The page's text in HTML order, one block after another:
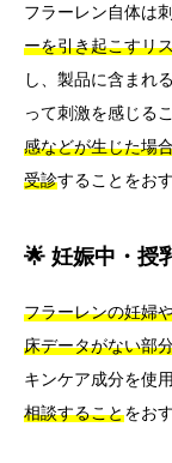
フラーレン自体は
ーを引き起こすリ
し、製品に含まれ
って刺激を感じる
感などが生じた場
受診することをお
🌟 妊娠中・授
フラーレンの妊婦
床データがない部
キンケア成分を使
相談することをお